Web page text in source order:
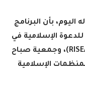
اليوم، بأن البرنامج
الإسلامية في
)، وجمعية صباح
الإسلامية